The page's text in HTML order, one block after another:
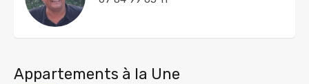
Appartements à la Une